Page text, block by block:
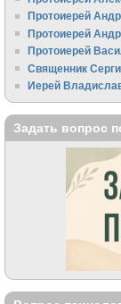
Протоиерей
Протоиерей
Протоиерей
Священник
Иерей
Задать вопрос